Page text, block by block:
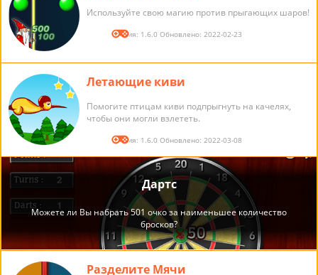
Используйте свою магию против прыгающих шаров!
Версия: 1.6.0 Обновлено: 2022-02-23
Летающие киви
Помогите птицам киви подпрыгнуть на качелях,
чтобы они могли взлететь.
Версия: 1.6.0 Обновлено: 2022-03-08
Разделите Мячи